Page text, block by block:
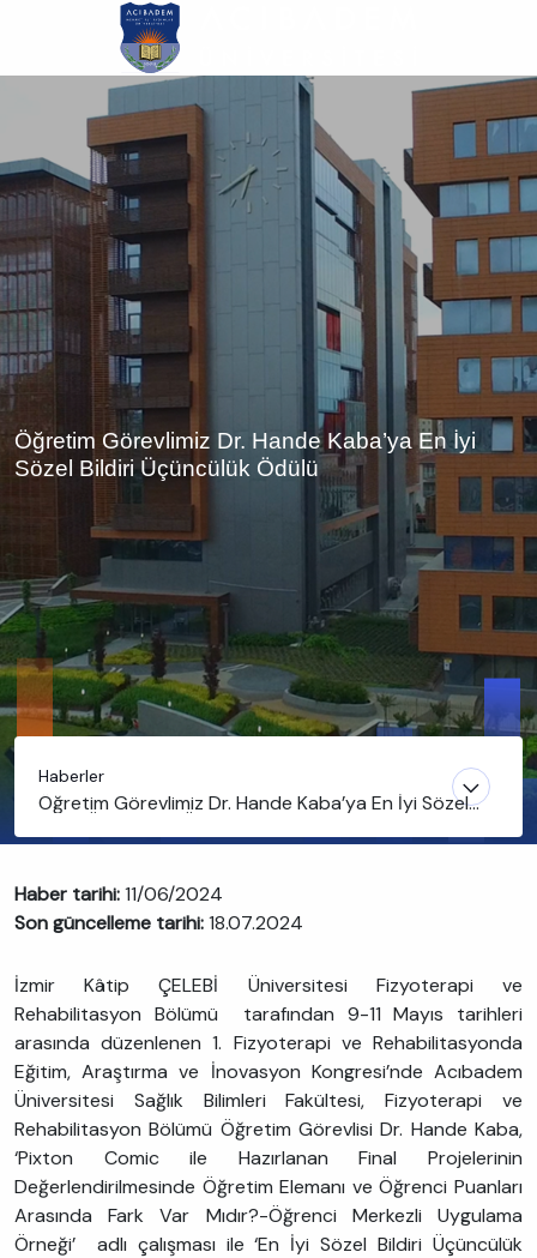
atla
Öğretim Görevlimiz Dr. Hande Kaba’ya En İyi
Sözel Bildiri Üçüncülük Ödülü
Haberler
Öğretim Görevlimiz Dr. Hande Kaba’ya En İyi Sözel
Haber tarihi:11/06/2024
Son güncelleme tarihi:18.07.2024
İzmir Kâtip ÇELEBİ Üniversitesi Fizyoterapi ve
Rehabilitasyon Bölümü tarafından 9-11 Mayıs tarihleri
arasında düzenlenen 1. Fizyoterapi ve Rehabilitasyonda
Eğitim, Araştırma ve İnovasyon Kongresi’nde Acıbadem
Üniversitesi Sağlık Bilimleri Fakültesi, Fizyoterapi ve
Rehabilitasyon Bölümü Öğretim Görevlisi Dr. Hande Kaba,
‘Pixton Comic ile Hazırlanan Final Projelerinin
Değerlendirilmesinde Öğretim Elemanı ve Öğrenci Puanları
Arasında Fark Var Mıdır?-Öğrenci Merkezli Uygulama
Örneği’ adlı çalışması ile ‘En İyi Sözel Bildiri Üçüncülük